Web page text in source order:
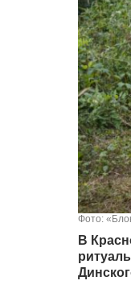
Фото:
В